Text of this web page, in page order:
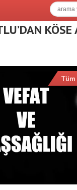
KÖSE